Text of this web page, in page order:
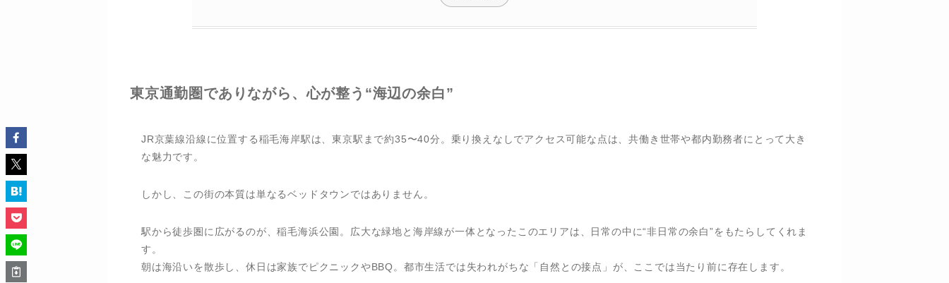
東京通勤圏でありながら、心が整う“海辺の余白”
JR京葉線沿線に位置する稲毛海岸駅は、東京駅まで約35〜40分。乗り換えなしでアクセス可能な点は、共働き世帯や都内勤務者にとって大き
な魅力です。
しかし、この街の本質は単なるベッドタウンではありません。
駅から徒歩圏に広がるのが、稲毛海浜公園。広大な緑地と海岸線が一体となったこのエリアは、日常の中に“非日常の余白”をもたらしてくれま
す。
朝は海沿いを散歩し、休日は家族でピクニックやBBQ。都市生活では失われがちな「自然との接点」が、ここでは当たり前に存在します。